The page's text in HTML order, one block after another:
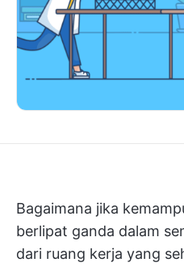
Bagaimana jika
berlipat ganda dalam
dari ruang kerja yang